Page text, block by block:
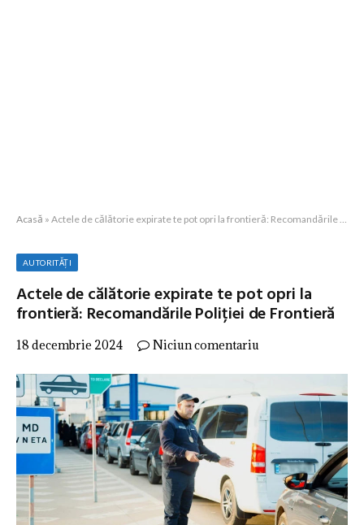
Acasă » Actele de călătorie expirate te pot opri la frontieră: Recomandările Poliției de Frontieră
AUTORITĂȚI
Actele de călătorie expirate te pot opri la
frontieră: Recomandările Poliției de Frontieră
18 decembrie 2024 Niciun comentariu